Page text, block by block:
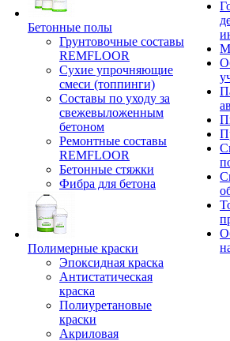
Бетонные полы
Грунтовочные составы
REMFLOOR
Сухие упрочняющие
смеси (топпинги)
Составы по уходу за
свежевыложенным
бетоном
Ремонтные составы
REMFLOOR
Бетонные стяжки
Фибра для бетона
Полимерные краски
Эпоксидная краска
Антистатическая
краска
Полиуретановые
краски
Акриловая